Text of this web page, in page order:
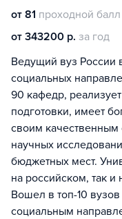
от 81 проходной балл
от 343200 р. за год
Ведущий вуз России
социальных
90 кафедр,
подготовки, имеет
своим
научных
бюджетных мест.
на российском, так
Вошел в топ-10
социальным